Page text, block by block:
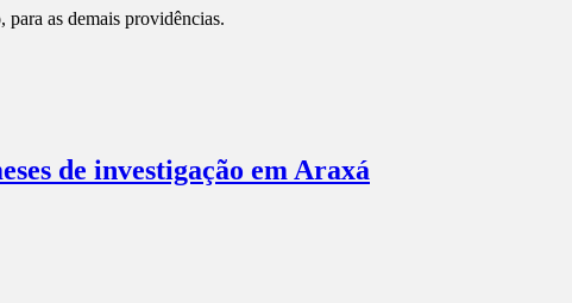
as demais providências.
de investigação em Araxá